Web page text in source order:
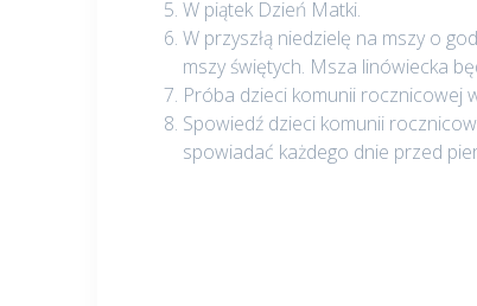
W piątek Dzień Matki.
W przyszłą niedzielę na mszy o
mszy świętych. Msza linówiecka
Próba dzieci komunii rocznicowej
Spowiedź dzieci komunii
spowiadać każdego dnie przed